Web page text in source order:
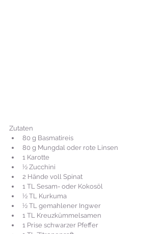
Zutaten
80 g Basmatireis
80 g Mungdal oder rote Linsen
1 Karotte
½ Zucchini
2 Hände voll Spinat
1 TL Sesam- oder Kokosöl
½ TL Kurkuma
½ TL gemahlener Ingwer
1 TL Kreuzkümmelsamen
1 Prise schwarzer Pfeffer